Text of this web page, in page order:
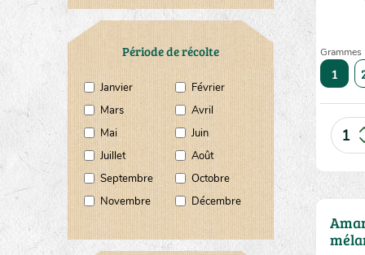
Période de récolte
Janvier
Février
Mars
Avril
Mai
Juin
Juillet
Août
Septembre
Octobre
Novembre
Décembre
Grammes
10 20 1